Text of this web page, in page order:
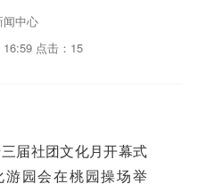
闻中心
点击： 15
届社团文化月开幕式
园会在桃园操场举